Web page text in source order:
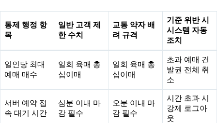
통제 행정 항
목
일반 고객 제
한 수치
교통 약자 배
려 규격
기준 위반 시
시스템 자동
조치
일인당 최대
예매 매수
일회 육매 총
십이매
일회 육매 총
십이매
초과 예매 건
발권 전체 취
소
서버 예약 접
속 대기 시간
삼분 이내 마
감 필수
오분 이내 마
감 필수
시간 초과 시
강제 로그아
웃